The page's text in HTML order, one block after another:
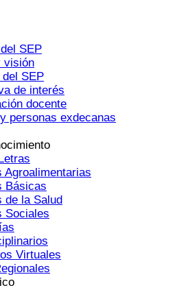
SEP
visión
SEP
de interés
docente
personas exdecanas
Agroalimentarias
Básicas
de la Salud
Sociales
Virtuales